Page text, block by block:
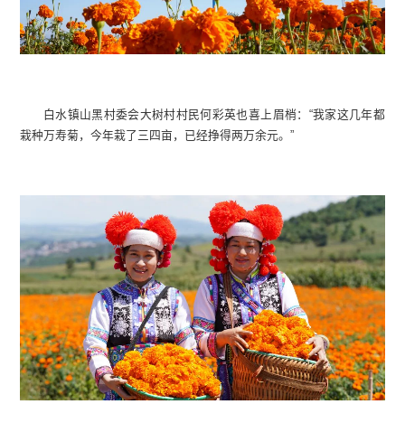
白水镇山黑村委会大树村村民何彩英也喜上眉梢：“我家这几年都
栽种万寿菊，今年栽了三四亩，已经挣得两万余元。”